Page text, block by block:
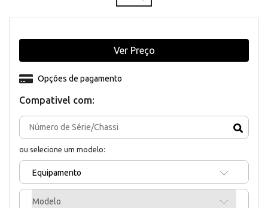
Compativel com:
ou selecione um modelo:
Equipamento
Modelo
Opções de pagamento
Ver Preço